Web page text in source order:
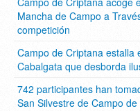
Mancha de Campo a
competición
Campo de Criptana estalla
Cabalgata que desborda
742 participantes han
San Silvestre de Campo